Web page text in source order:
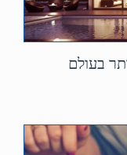
בעולם